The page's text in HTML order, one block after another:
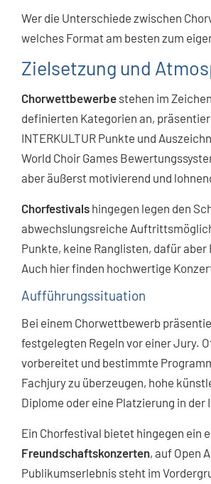
Wer die Unterschiede zwischen
welches Format am besten zum
Zielsetzung und
Chorwettbewerbe stehen im
definierten Kategorien an,
INTERKULTUR Punkte und
World Choir Games
aber äußerst motivierend und
Chorfestivals hingegen legen den
abwechslungsreiche
Punkte, keine Ranglisten, dafür
Auch hier finden hochwertige
Aufführungssituation
Bei einem Chorwettbewerb
festgelegten Regeln vor einer Jury.
vorbereitet und bestimmte
Fachjury zu überzeugen, hohe
Diplome oder eine Platzierung in
Ein Chorfestival bietet hingegen ein
Freundschaftskonzerten, auf Open
Publikumserlebnis steht im